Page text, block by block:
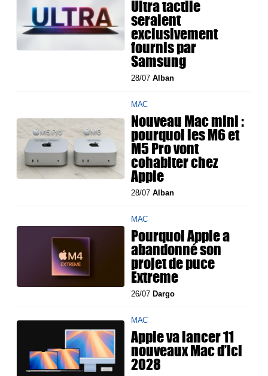
Ultra tactile
seraient
exclusivement
fournis par
Samsung
28/07Alban
MAC
Nouveau Mac mini :
pourquoi les M6 et
M5 Pro vont
cohabiter chez
Apple
28/07Alban
MAC
Pourquoi Apple a
abandonné son
projet de puce
Extreme
26/07 Dargo
MAC
Apple va lancer 11
nouveaux Mac d’ici
2028